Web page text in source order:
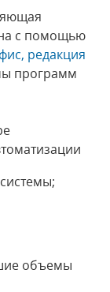
с помощью
редакция
программ
объемы